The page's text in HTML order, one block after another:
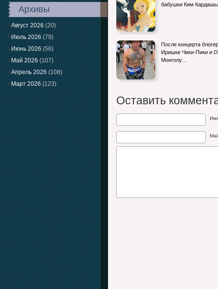
Архивы
Август 2026 (20)
Июль 2026 (79)
Июнь 2026 (56)
Май 2026 (107)
Апрель 2026 (108)
Март 2026 (123)
бабушки Ким
После концерта
Иришке Чики-Пики и
Монголу…
Оставить